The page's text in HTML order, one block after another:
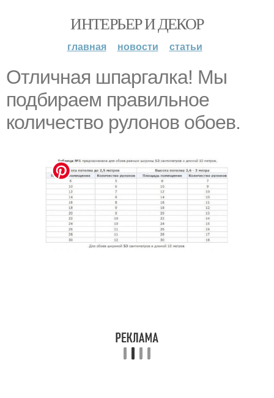
ИНТЕРЬЕР И ДЕКОР
главная новости статьи
Отличная шпаргалка! Мы
подбираем правильное
количество рулонов обоев.